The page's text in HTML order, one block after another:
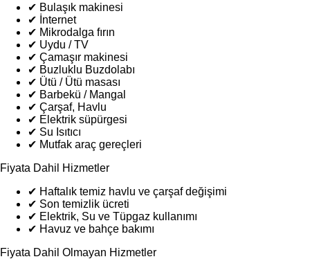
✔ Bulaşık makinesi
✔ İnternet
✔ Mikrodalga fırın
✔ Uydu / TV
✔ Çamaşır makinesi
✔ Buzluklu Buzdolabı
✔ Ütü / Ütü masası
✔ Barbekü / Mangal
✔ Çarşaf, Havlu
✔ Elektrik süpürgesi
✔ Su Isıtıcı
✔ Mutfak araç gereçleri
Fiyata Dahil Hizmetler
✔ Haftalık temiz havlu ve çarşaf değişimi
✔ Son temizlik ücreti
✔ Elektrik, Su ve Tüpgaz kullanımı
✔ Havuz ve bahçe bakımı
Fiyata Dahil Olmayan Hizmetler